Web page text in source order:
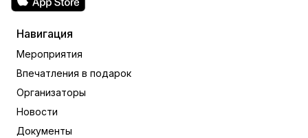
Навигация
Мероприятия
Впечатления в подарок
Организаторы
Новости
Документы